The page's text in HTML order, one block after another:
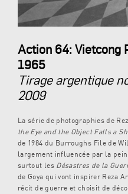
Action 64: Vietcong
1965
Tirage argentique
2009
La série de photographies de
the Eye and the Object Falls a
de 1984 du Burroughs File de
largement influencée par la
surtout les Désastres de la
de Goya qui vont inspirer Reza
récit de guerre et choisit de